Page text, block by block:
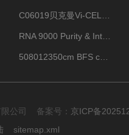
限公司 备案号： 京ICP备
sitemap.xml